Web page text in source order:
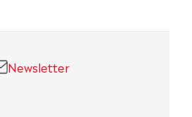
Newsletter